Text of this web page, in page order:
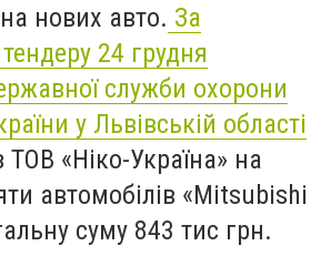
нових авто. За
24 грудня
служби охорони
у Львівській області
ТОВ «Ніко-Україна» на
автомобілів «Mitsubishi
суму 843 тис грн.